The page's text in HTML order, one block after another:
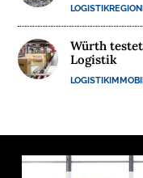
E
M
E
D
N
Würth
Logistik